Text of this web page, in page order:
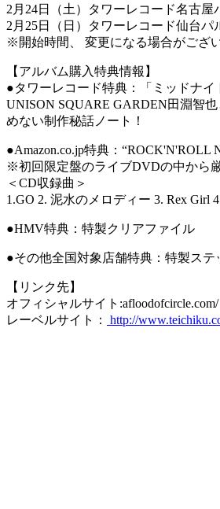
2月24日（土）タワーレコード名古
2月25日（日）タワーレコード仙台
※開始時間、 変更になる場合がござ
【アルバム購入特典情報】
●タワーレコード特典：「ミッドナ
UNISON SQUARE GARDEN田淵智
めない制作秘話ノート！
●Amazon.co.jp特典：“ROCK'N'ROLL
※初回限定盤のライブDVDの中から
＜CD収録曲＞
1.GO 2. 泥水のメロディー 3. Rex Girl
●HMV特典：特製クリアファイル
●その他全国対象店舗特典：特製ステ
【リンク先】
オフィシャルサイト:afloodofcircle.com/
レーベルサイト：
http://